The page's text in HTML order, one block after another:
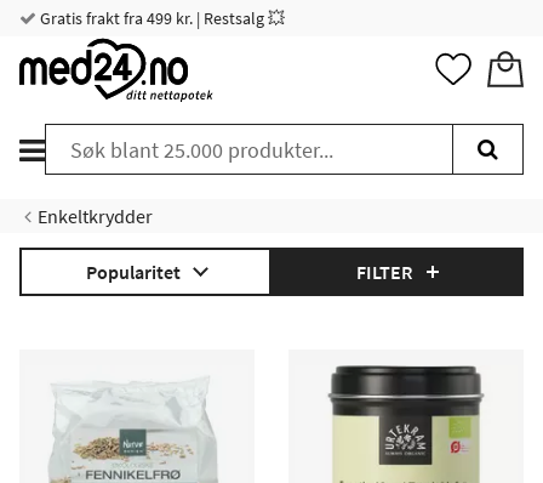
Gratis frakt fra 499 kr. | Restsalg 💥
Enkeltkrydder
Popularitet FILTER